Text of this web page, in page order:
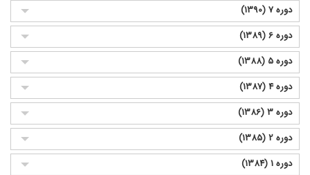
دوره 7 (1390)
دوره 6 (1389)
دوره 5 (1388)
دوره 4 (1387)
دوره 3 (1386)
دوره 2 (1385)
دوره 1 (1384)